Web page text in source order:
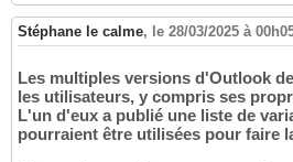
Stéphane le calme, le 28/03/2025 à
Les multiples versions d'Outlook
les utilisateurs, y compris ses
L'un d'eux a publié une liste de
pourraient être utilisées pour faire